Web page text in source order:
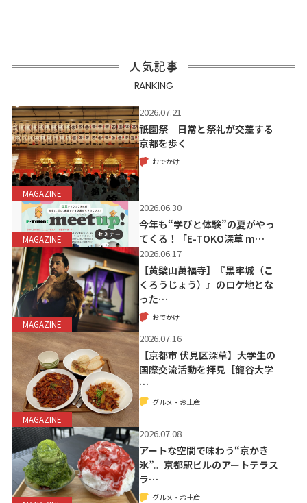
人気記事
RANKING
MAGAZINE
2026.07.21
祇園祭 日常と祭礼が交差する
京都を歩く
おでかけ
MAGAZINE
2026.06.30
今年も“学びと体験”の夏がやっ
てくる！「E-TOKO深草 m…
MAGAZINE
2026.06.17
【黄檗山萬福寺】『黒牢城（こ
くろうじょう）』のロケ地とな
った…
おでかけ
MAGAZINE
2026.07.16
【京都市 伏見区深草】大学生の
国際交流活動を拝見［龍谷大学
…
グルメ・お土産
2026.07.08
アートな空間で味わう“京かき
氷”。京都駅ビルのアートテラス
ラ…
グルメ・お土産